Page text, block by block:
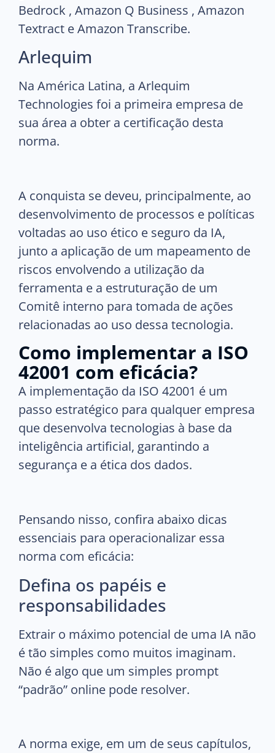
Bedrock , Amazon Q Business , Amazon
Textract e Amazon Transcribe.
Arlequim
Na América Latina, a Arlequim
Technologies foi a primeira empresa de
sua área a obter a certificação desta
norma.
A conquista se deveu, principalmente, ao
desenvolvimento de processos e políticas
voltadas ao uso ético e seguro da IA,
junto a aplicação de um mapeamento de
riscos envolvendo a utilização da
ferramenta e a estruturação de um
Comitê interno para tomada de ações
relacionadas ao uso dessa tecnologia.
Como implementar a ISO
42001 com eficácia?
A implementação da ISO 42001 é um
passo estratégico para qualquer empresa
que desenvolva tecnologias à base da
inteligência artificial, garantindo a
segurança e a ética dos dados.
Pensando nisso, confira abaixo dicas
essenciais para operacionalizar essa
norma com eficácia:
Defina os papéis e
responsabilidades
Extrair o máximo potencial de uma IA não
é tão simples como muitos imaginam.
Não é algo que um simples prompt
“padrão” online pode resolver.
A norma exige, em um de seus capítulos,